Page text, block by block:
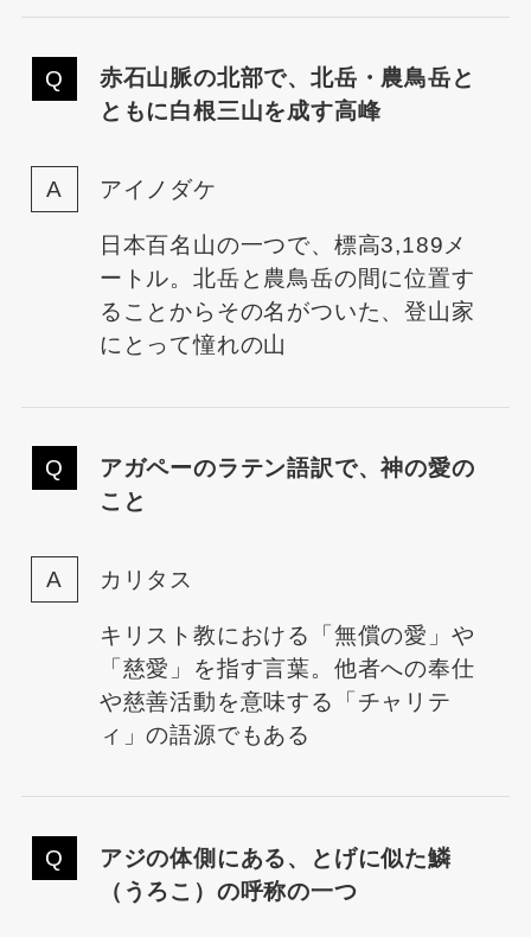
赤石山脈の北部で、北岳・農鳥岳と
ともに白根三山を成す高峰
アイノダケ
日本百名山の一つで、標高3,189メ
ートル。北岳と農鳥岳の間に位置す
ることからその名がついた、登山家
にとって憧れの山
アガペーのラテン語訳で、神の愛の
こと
カリタス
キリスト教における「無償の愛」や
「慈愛」を指す言葉。他者への奉仕
や慈善活動を意味する「チャリテ
ィ」の語源でもある
アジの体側にある、とげに似た鱗
（うろこ）の呼称の一つ